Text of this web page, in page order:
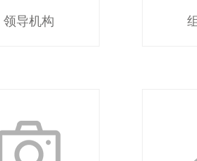
领导机构